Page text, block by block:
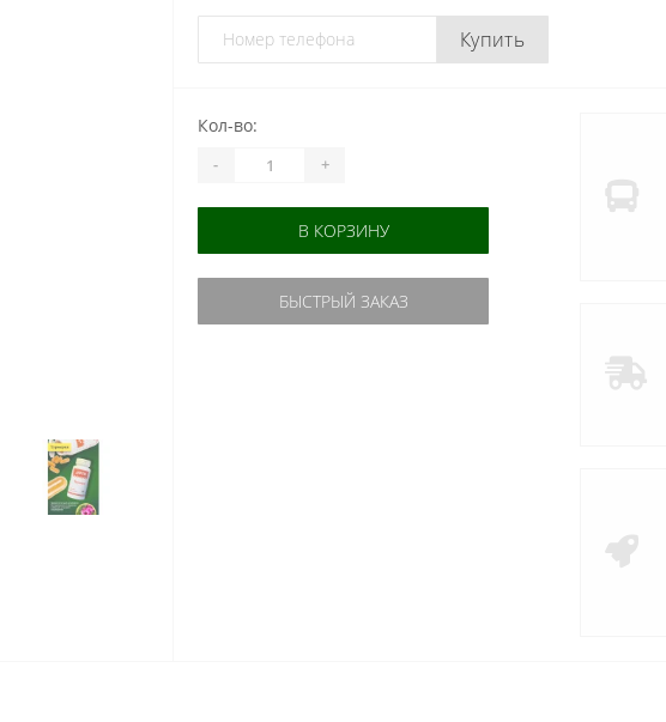
Купить
Кол-во:
- +
В КОРЗИНУ
БЫСТРЫЙ ЗАКАЗ